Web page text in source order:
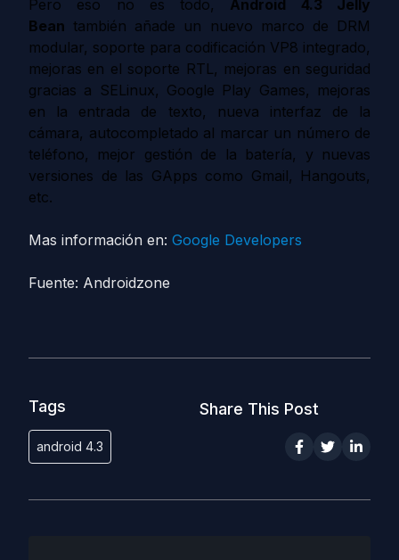
Pero eso no es todo, Android 4.3 Jelly
Bean también añade un nuevo marco de DRM
modular, soporte para codificación VP8 integrado,
mejoras en el soporte RTL, mejoras en seguridad
gracias a SELinux, Google Play Games, mejoras
en la entrada de texto, nueva interfaz de la
cámara, autocompletado al marcar un número de
teléfono, mejor gestión de la batería, y nuevas
versiones de las GApps como Gmail, Hangouts,
etc.
Mas información en: Google Developers
Fuente: Androidzone
Tags
android 4.3
Share This Post